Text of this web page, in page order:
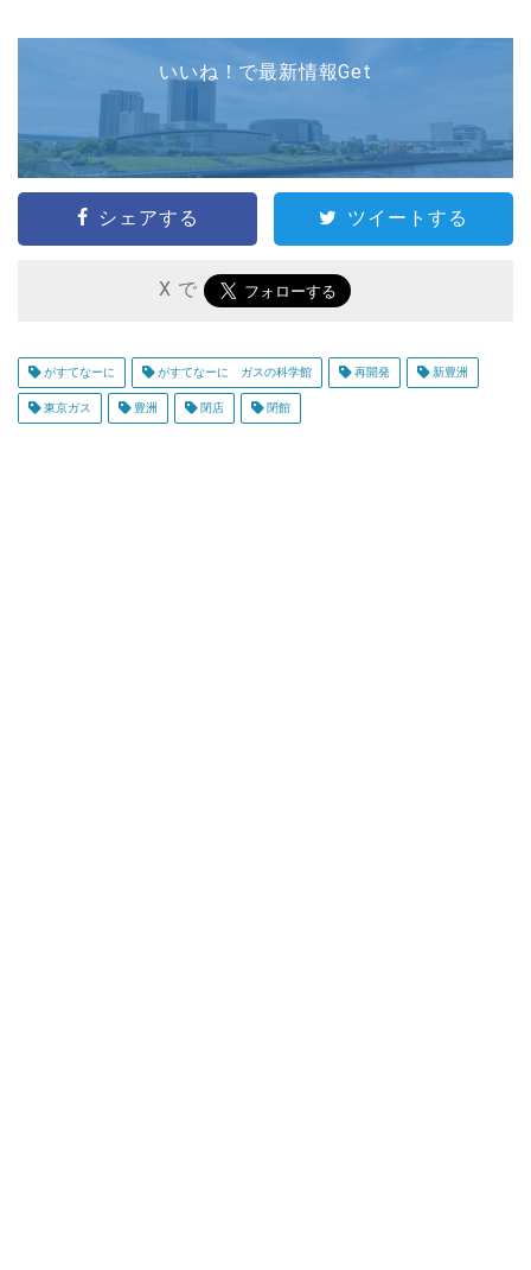
いいね！で最新情報Get
シェアする ツイートする
X で
がすてなーに がすてなーに ガスの科学館 再開発 新豊洲
東京ガス 豊洲 閉店 閉館